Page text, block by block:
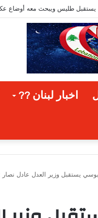
“إعادة الإخضرار” في المناطق
اخبار لبنان ??
يستقبل وزير العدل عادل نصار :